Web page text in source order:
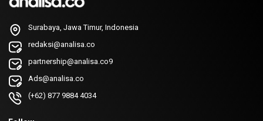
Surabaya, Jawa Timur, Indonesia
redaksi@analisa.co
partnership@analisa.co9
Ads@analisa.co
(+62) 877 9884 4034